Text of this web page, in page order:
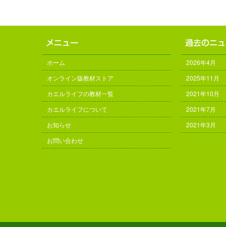
ホーム
オンライン版教材ストア
カエルライフの教材一覧
カエルライフについて
お知らせ
お問い合わせ
2026年4月
2025年11月
2021年10月
2021年7月
2021年3月